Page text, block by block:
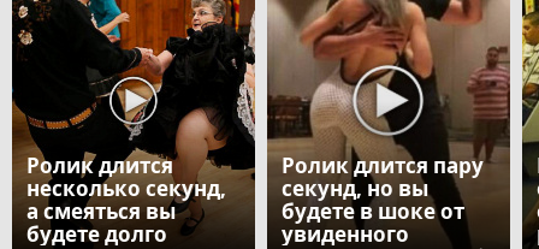
Ролик длится
несколько секунд,
а смеяться вы
будете долго
Ролик длится пару
секунд, но вы
будете в шоке от
увиденного